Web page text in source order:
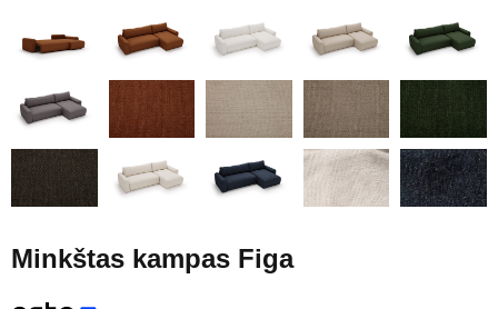
Minkštas kampas Figa